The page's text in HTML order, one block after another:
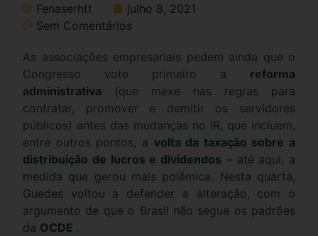
Fenaserhtt
julho 8, 2021
Sem Comentários
As associações empresariais pedem ainda que o
Congresso vote primeiro a reforma
administrativa (que mexe nas regras para
contratar, promover e demitir os servidores
públicos) antes das mudanças no IR, que incluem,
entre outros pontos, a volta da taxação sobre a
distribuição de lucros e dividendos – até aqui, a
medida que gerou mais polêmica. Nesta quarta,
Guedes voltou a defender a alteração, com o
argumento de que o Brasil não segue os padrões
da OCDE .